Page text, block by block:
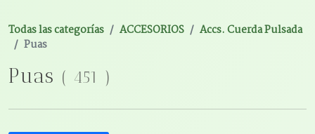
Todas las categorías ACCESORIOS
Accs. Cuerda Pulsada
Puas
Puas ( 451 )